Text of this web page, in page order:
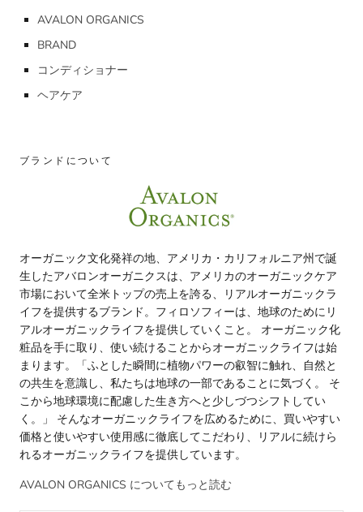
AVALON ORGANICS
BRAND
コンディショナー
ヘアケア
ブランドについて
オーガニック文化発祥の地、アメリカ・カリフォルニア州で誕
生したアバロンオーガニクスは、アメリカのオーガニックケア
市場において全米トップの売上を誇る、リアルオーガニックラ
イフを提供するブランド。フィロソフィーは、地球のためにリ
アルオーガニックライフを提供していくこと。 オーガニック化
粧品を手に取り、使い続けることからオーガニックライフは始
まります。「ふとした瞬間に植物パワーの叡智に触れ、自然と
の共生を意識し、私たちは地球の一部であることに気づく。 そ
こから地球環境に配慮した生き方へと少しづつシフトしてい
く。」 そんなオーガニックライフを広めるために、買いやすい
価格と使いやすい使用感に徹底してこだわり、リアルに続けら
れるオーガニックライフを提供しています。
AVALON ORGANICS についてもっと読む